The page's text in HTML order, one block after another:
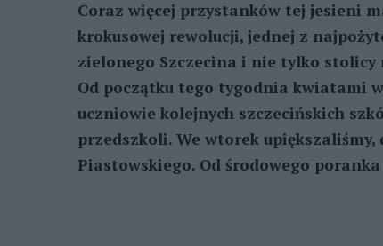
Coraz więcej przystanków tej jesieni
krokusowej rewolucji, jednej z
zielonego Szczecina i nie tylko stolicy
Od początku tego tygodnia kwiatami
uczniowie kolejnych szczecińskich
przedszkoli. We wtorek
Piastowskiego. Od środowego